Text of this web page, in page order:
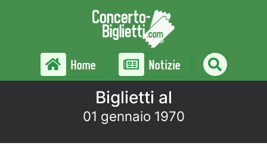
Home Notizie
Biglietti al
01 gennaio 1970